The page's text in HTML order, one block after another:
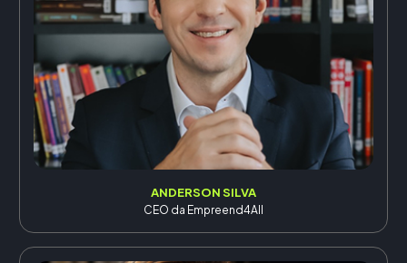
ANDERSON SILVA
CEO da Empreend4All